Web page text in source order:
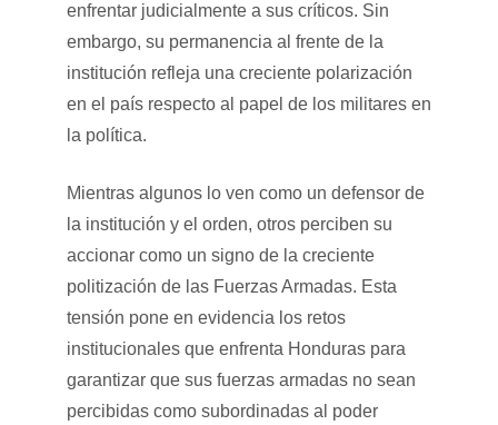
enfrentar judicialmente a sus críticos. Sin
embargo, su permanencia al frente de la
institución refleja una creciente polarización
en el país respecto al papel de los militares en
la política.
Mientras algunos lo ven como un defensor de
la institución y el orden, otros perciben su
accionar como un signo de la creciente
politización de las Fuerzas Armadas. Esta
tensión pone en evidencia los retos
institucionales que enfrenta Honduras para
garantizar que sus fuerzas armadas no sean
percibidas como subordinadas al poder